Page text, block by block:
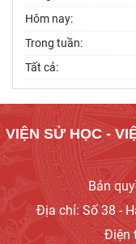
Hôm nay:
Trong tuần:
Tất cả:
VIỆN SỬ HỌC -
Bản
Địa chỉ: Số 38 -
Điện